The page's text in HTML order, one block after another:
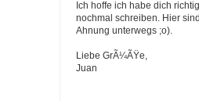
Ich hoffe ich habe dich
nochmal schreiben. Hier
Ahnung unterwegs ;o).
Liebe GrÃ¼ÃŸe,
Juan